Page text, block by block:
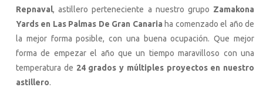
Repnaval, astillero perteneciente a nuestro grupo Zamakona
Yards en Las Palmas De Gran Canaria ha comenzado el año de
la mejor forma posible, con una buena ocupación. Que mejor
forma de empezar el año que un tiempo maravilloso con una
temperatura de 24 grados y múltiples proyectos en nuestro
astillero.